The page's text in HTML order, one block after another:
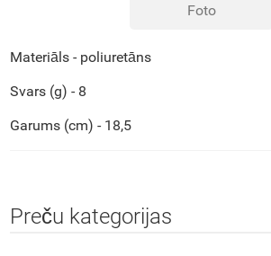
Foto
Materiāls - poliuretāns
Svars (g) - 8
Garums (cm) - 18,5
Preču kategorijas